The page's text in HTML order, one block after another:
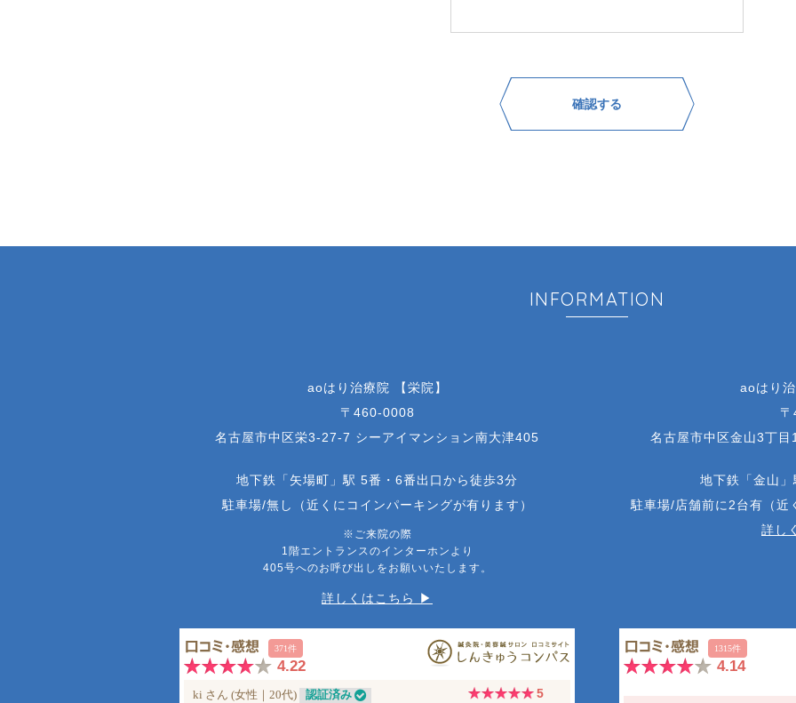
INFORMATION
aoはり治療院 【栄院】
〒460-0008
名古屋市中区栄3-27-7 シーアイマンション南大津405
地下鉄「矢場町」駅 5番・6番出口から徒歩3分
駐車場/無し（近くにコインパーキングが有ります）
※ご来院の際
1階エントランスのインターホンより
405号へのお呼び出しをお願いいたします。
詳しくはこちら ▶︎
aoはり
名古屋市中区金山3丁
地下鉄「金山
駐車場/店舗前に2台有（近
詳し